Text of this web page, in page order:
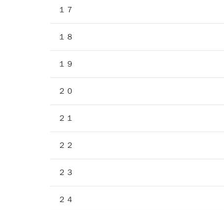
１７
１８
１９
２０
２１
２２
２３
２４